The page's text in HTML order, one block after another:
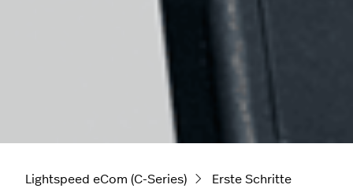
Lightspeed eCom (C-Series)
Erste Schritte